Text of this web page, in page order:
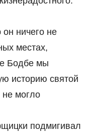
он ничего не
местах,
Бодбе мы
историю святой
могло
подмигивал